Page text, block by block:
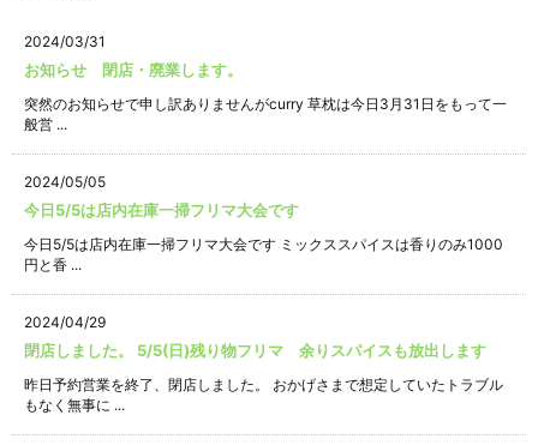
2024/03/31
お知らせ 閉店・廃業します。
突然のお知らせで申し訳ありませんがcurry 草枕は今日3月31日をもって一
般営 ...
2024/05/05
今日5/5は店内在庫一掃フリマ大会です
今日5/5は店内在庫一掃フリマ大会です ミックススパイスは香りのみ1000
円と香 ...
2024/04/29
閉店しました。 5/5(日)残り物フリマ 余りスパイスも放出します
昨日予約営業を終了、閉店しました。 おかげさまで想定していたトラブル
もなく無事に ...